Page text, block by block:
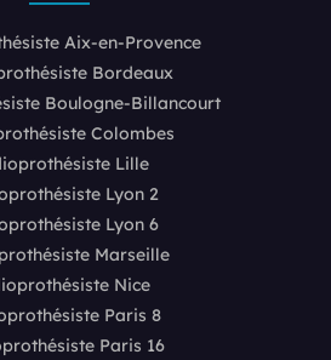
Aix-en-Provence
Bordeaux
Boulogne-Billancourt
Colombes
Lille
Lyon 2
Lyon 6
Marseille
Nice
Paris 8
Paris 16